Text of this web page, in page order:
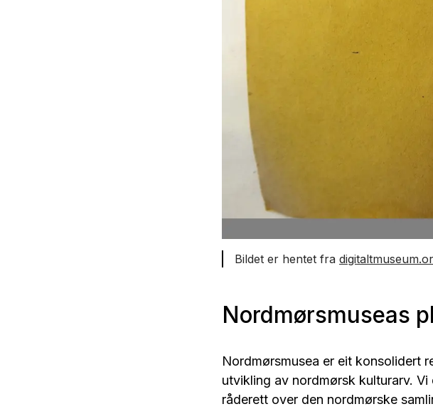
Bildet er hentet fra
Nordmørsmuseas
Nordmørsmusea er eit konsolidert
utvikling av nordmørsk kulturarv.
råderett over den nordmørske